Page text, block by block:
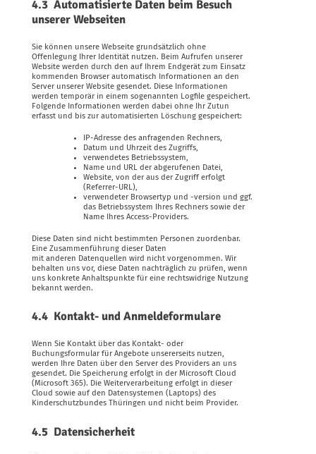
4.3 Automatisierte Daten beim Besuch
unserer Webseiten
Sie können unsere Webseite grundsätzlich ohne
Offenlegung Ihrer Identität nutzen. Beim Aufrufen unserer
Website werden durch den auf Ihrem Endgerät zum Einsatz
kommenden Browser automatisch Informationen an den
Server unserer Website gesendet. Diese Informationen
werden temporär in einem sogenannten Logfile gespeichert.
Folgende Informationen werden dabei ohne Ihr Zutun
erfasst und bis zur automatisierten Löschung gespeichert:
IP-Adresse des anfragenden Rechners,
Datum und Uhrzeit des Zugriffs,
verwendetes Betriebssystem,
Name und URL der abgerufenen Datei,
Website, von der aus der Zugriff erfolgt
(Referrer-URL),
verwendeter Browsertyp und -version und ggf.
das Betriebssystem Ihres Rechners sowie der
Name Ihres Access-Providers.
Diese Daten sind nicht bestimmten Personen zuordenbar.
Eine Zusammenführung dieser Daten
mit anderen Datenquellen wird nicht vorgenommen. Wir
behalten uns vor, diese Daten nachträglich zu prüfen, wenn
uns konkrete Anhaltspunkte für eine rechtswidrige Nutzung
bekannt werden.
4.4 Kontakt- und Anmeldeformulare
Wenn Sie Kontakt über das Kontakt- oder
Buchungsformular für Angebote unsererseits nutzen,
werden Ihre Daten über den Server des Providers an uns
gesendet. Die Speicherung erfolgt in der Microsoft Cloud
(Microsoft 365). Die Weiterverarbeitung erfolgt in dieser
Cloud sowie auf den Datensystemen (Laptops) des
Kinderschutzbundes Thüringen und nicht beim Provider.
4.5 Datensicherheit